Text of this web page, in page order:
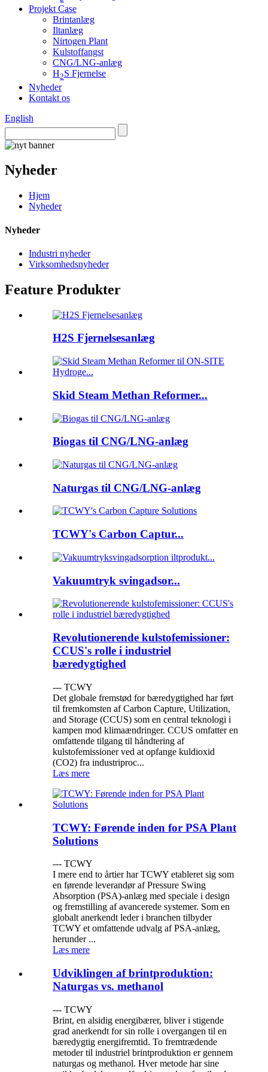
Projekt Case
Brintanlæg
Iltanlæg
Nirtogen Plant
Kulstoffangst
CNG/LNG-anlæg
H2S Fjernelse
Nyheder
Kontakt os
English
Nyheder
Hjem
Nyheder
Nyheder
Industri nyheder
Virksomhedsnyheder
Feature Produkter
H2S Fjernelsesanlæg
Skid Steam Methan Reformer...
Biogas til CNG/LNG-anlæg
Naturgas til CNG/LNG-anlæg
TCWY's Carbon Captur...
Vakuumtryk svingadsor...
Revolutionerende kulstofemissioner:
CCUS's rolle i industriel
bæredygtighed
--- TCWY
Det globale fremstød for bæredygtighed har ført
til fremkomsten af ​​Carbon Capture, Utilization,
and Storage (CCUS) som en central teknologi i
kampen mod klimaændringer. CCUS omfatter en
omfattende tilgang til håndtering af
kulstofemissioner ved at opfange kuldioxid
(CO2) fra industriproc...
Læs mere
TCWY: Førende inden for PSA Plant
Solutions
--- TCWY
I mere end to årtier har TCWY etableret sig som
en førende leverandør af Pressure Swing
Absorption (PSA)-anlæg med speciale i design
og fremstilling af avancerede systemer. Som en
globalt anerkendt leder i branchen tilbyder
TCWY et omfattende udvalg af PSA-anlæg,
herunder ...
Læs mere
Udviklingen af ​​brintproduktion:
Naturgas vs. methanol
--- TCWY
Brint, en alsidig energibærer, bliver i stigende
grad anerkendt for sin rolle i overgangen til en
bæredygtig energifremtid. To fremtrædende
metoder til industriel brintproduktion er gennem
naturgas og methanol. Hver metode har sine